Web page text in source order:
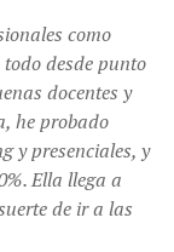
como
desde punto
docentes y
he probado
y presenciales, y
Ella llega a
de ir a las